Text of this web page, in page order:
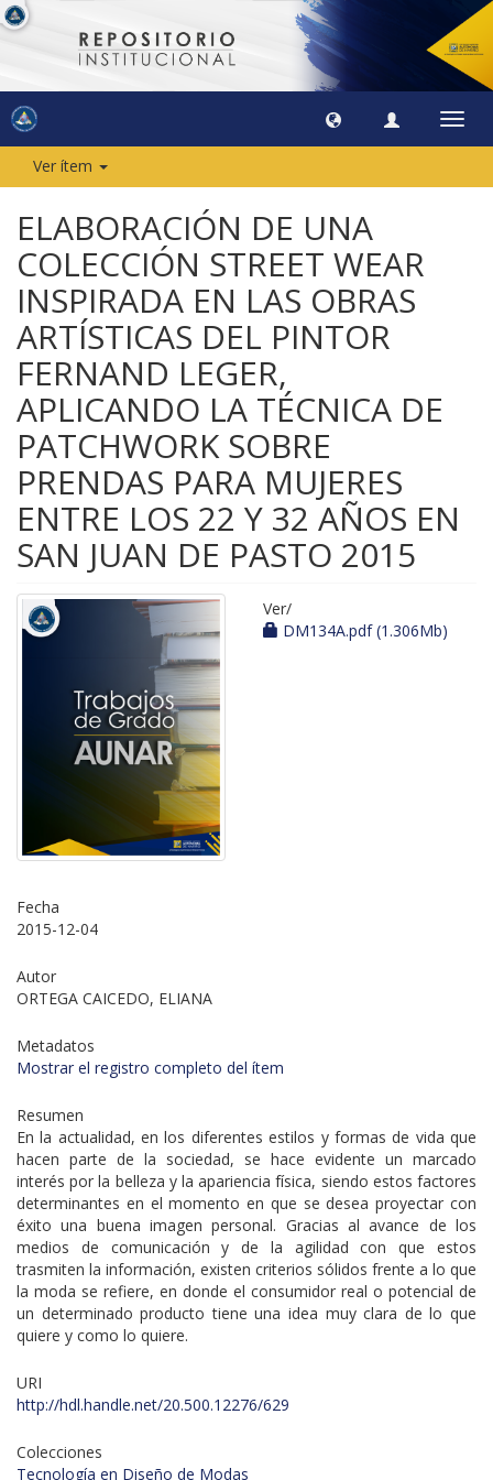
Ver ítem
ELABORACIÓN DE UNA
COLECCIÓN STREET WEAR
INSPIRADA EN LAS OBRAS
ARTÍSTICAS DEL PINTOR
FERNAND LEGER,
APLICANDO LA TÉCNICA DE
PATCHWORK SOBRE
PRENDAS PARA MUJERES
ENTRE LOS 22 Y 32 AÑOS EN
SAN JUAN DE PASTO 2015
Ver/
DM134A.pdf (1.306Mb)
Fecha
2015-12-04
Autor
ORTEGA CAICEDO, ELIANA
Metadatos
Mostrar el registro completo del ítem
Resumen
En la actualidad, en los diferentes estilos y formas de vida que
hacen parte de la sociedad, se hace evidente un marcado
interés por la belleza y la apariencia física, siendo estos factores
determinantes en el momento en que se desea proyectar con
éxito una buena imagen personal. Gracias al avance de los
medios de comunicación y de la agilidad con que estos
trasmiten la información, existen criterios sólidos frente a lo que
la moda se refiere, en donde el consumidor real o potencial de
un determinado producto tiene una idea muy clara de lo que
quiere y como lo quiere.
URI
http://hdl.handle.net/20.500.12276/629
Colecciones
Tecnología en Diseño de Modas